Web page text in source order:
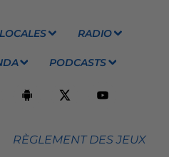
RADIO
PODCASTS
RÈGLEMENT DES JEUX